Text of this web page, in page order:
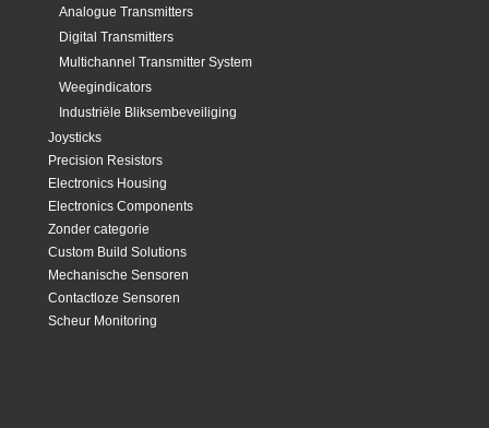
Analogue Transmitters
Digital Transmitters
Multichannel Transmitter System
Weegindicators
Industriële Bliksembeveiliging
Joysticks
Precision Resistors
Electronics Housing
Electronics Components
Zonder categorie
Custom Build Solutions
Mechanische Sensoren
Contactloze Sensoren
Scheur Monitoring